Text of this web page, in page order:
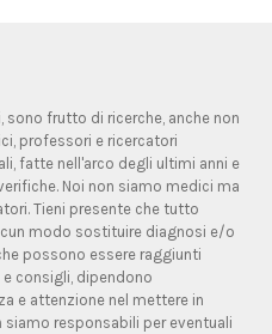
frutto di ricerche, anche non
professori e ricercatori
fatte nell'arco degli ultimi anni e
Noi non siamo medici ma
Tieni presente che tutto
modo sostituire diagnosi e/o
possono essere raggiunti
consigli, dipendono
e attenzione nel mettere in
siamo responsabili per eventuali